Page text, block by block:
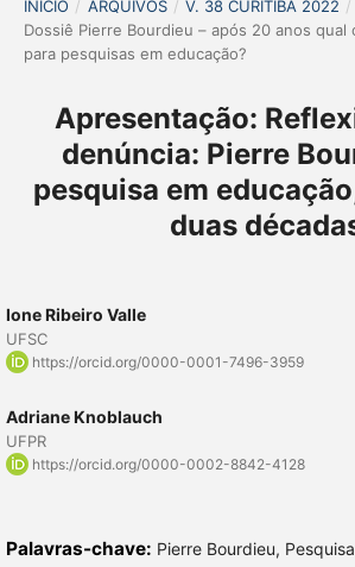
INÍCIO / ARQUIVOS / V. 38 CURITIBA 2022 /
Dossiê Pierre Bourdieu – após 20 anos qual
para pesquisas em educação?
Apresentação:
denúncia: Pierre
pesquisa em
duas
Ione Ribeiro Valle
UFSC
https://orcid.org/0000-0001-7496-3959
Adriane Knoblauch
UFPR
https://orcid.org/0000-0002-8842-4128
Palavras-chave: Pierre Bourdieu,